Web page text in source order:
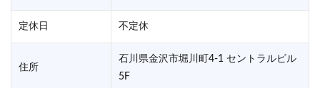
定休日 不定休
住所
石川県金沢市堀川町4-1 セントラルビル
5F